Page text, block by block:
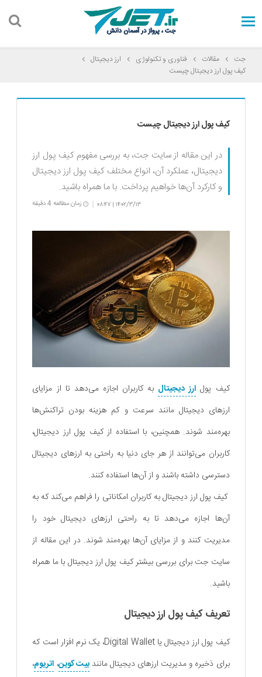
جت مقالات فناوری و تکنولوژی
ارز دیجیتال
کیف پول ارز دیجیتال چیست
کیف پول ارز دیجیتال چیست
در این مقاله از سایت جت، به بررسی مفهوم کیف پول ارز
دیجیتال، عملکرد آن، انواع مختلف کیف پول ارز دیجیتال
و کارکرد آن‌ها خواهیم پرداخت. با ما همراه باشید.
| زمان مطالعه 4 دقیقه
کیف پول ارز دیجیتال به کاربران اجازه می‌دهد تا از مزایای
ارزهای دیجیتال مانند سرعت و کم هزینه بودن تراکنش‌ها
بهره‌مند شوند. همچنین، با استفاده از کیف پول ارز دیجیتال،
کاربران می‌توانند از هر جای دنیا به راحتی به ارزهای دیجیتال
دسترسی داشته باشند و از آن‌ها استفاده کنند.
کیف پول ارز دیجیتال به کاربران امکاناتی را فراهم می‌کند که به
آن‌ها اجازه می‌دهد تا به راحتی ارزهای دیجیتال خود را
مدیریت کنند و از مزایای آن‌ها بهره‌مند شوند. در این مقاله از
سایت جت برای بررسی بیشتر کیف پول ارز دیجیتال با ما همراه
باشید.
تعریف کیف پول ارز دیجیتال
کیف پول ارز دیجیتال یا Digital Wallet، یک نرم‌ افزار است که
برای ذخیره و مدیریت ارزهای دیجیتال مانندبیت کوین، اتریوم،